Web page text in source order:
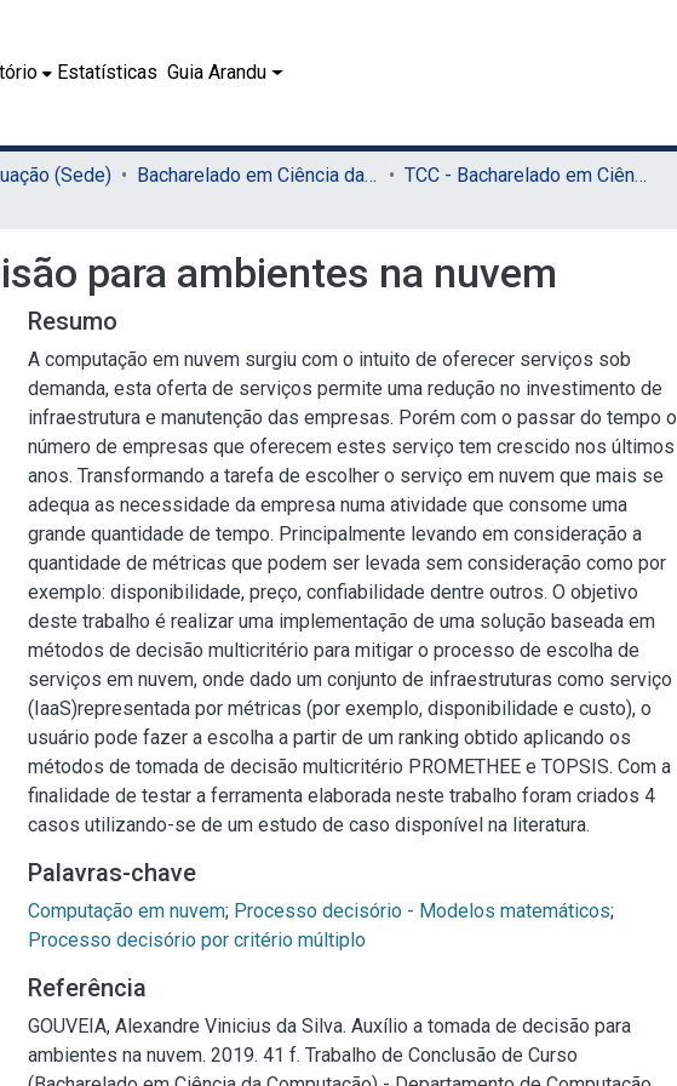
Estatísticas Guia Arandu
(Sede) Bacharelado em Ciência da Computação (Sede)
TCC - Bacharelado em Ciência da Computação (Sede)
para ambientes na nuvem
Resumo
A computação em nuvem surgiu com o intuito de oferecer serviços sob
demanda, esta oferta de serviços permite uma redução no investimento de
infraestrutura e manutenção das empresas. Porém com o passar do tempo o
número de empresas que oferecem estes serviço tem crescido nos últimos
anos. Transformando a tarefa de escolher o serviço em nuvem que mais se
adequa as necessidade da empresa numa atividade que consome uma
grande quantidade de tempo. Principalmente levando em consideração a
quantidade de métricas que podem ser levada sem consideração como por
exemplo: disponibilidade, preço, confiabilidade dentre outros. O objetivo
deste trabalho é realizar uma implementação de uma solução baseada em
métodos de decisão multicritério para mitigar o processo de escolha de
serviços em nuvem, onde dado um conjunto de infraestruturas como serviço
(IaaS)representada por métricas (por exemplo, disponibilidade e custo), o
usuário pode fazer a escolha a partir de um ranking obtido aplicando os
métodos de tomada de decisão multicritério PROMETHEE e TOPSIS. Com a
finalidade de testar a ferramenta elaborada neste trabalho foram criados 4
casos utilizando-se de um estudo de caso disponível na literatura.
Palavras-chave
Computação em nuvem; Processo decisório - Modelos matemáticos;
Processo decisório por critério múltiplo
Referência
GOUVEIA, Alexandre Vinicius da Silva. Auxílio a tomada de decisão para
ambientes na nuvem. 2019. 41 f. Trabalho de Conclusão de Curso